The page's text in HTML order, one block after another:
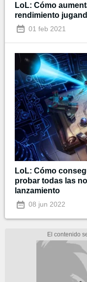
LoL: Cómo
rendimiento
01 feb 2021
LoL: Cómo
probar todas las
lanzamiento
08 jun 2022